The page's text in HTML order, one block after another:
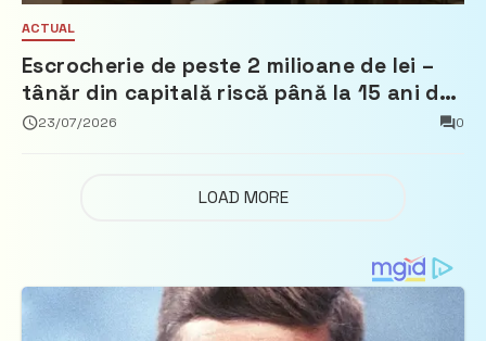
ACTUAL
Escrocherie de peste 2 milioane de lei –
tânăr din capitală riscă până la 15 ani de
închisoare
23/07/2026 0
LOAD MORE